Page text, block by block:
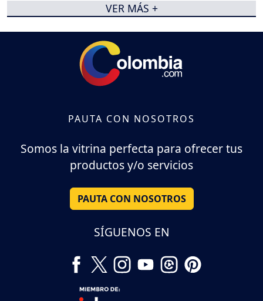
VER MÁS +
PAUTA CON NOSOTROS
Somos la vitrina perfecta para ofrecer tus
productos y/o servicios
PAUTA CON NOSOTROS
SÍGUENOS EN